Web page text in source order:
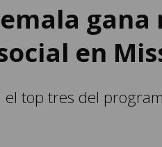
gana
en
el top tres del